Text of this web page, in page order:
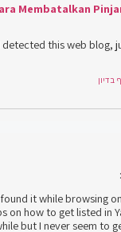
Membatalkan
detected this web blog,
it while browsing
on how to get listed in
but I never seem to